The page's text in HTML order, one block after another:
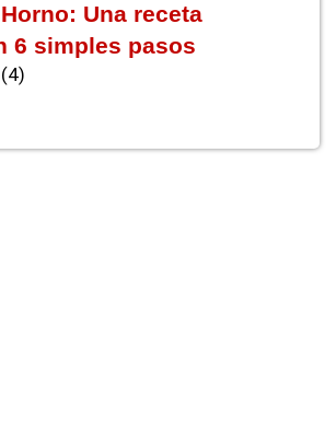
Una receta
6 simples pasos
(4)